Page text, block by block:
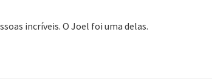
incríveis. O Joel foi uma delas.